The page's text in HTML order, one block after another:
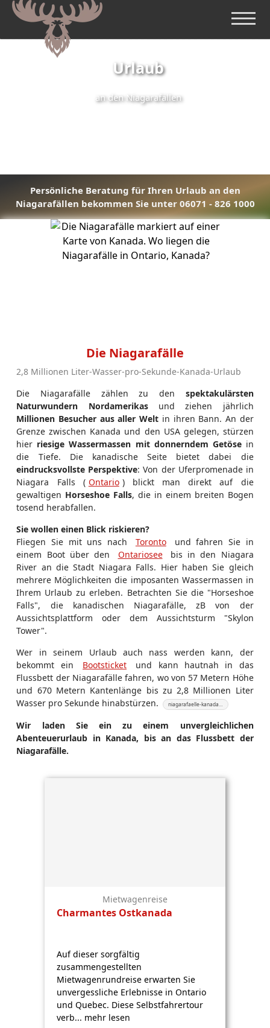
Urlaub
an den Niagarafällen
Persönliche Beratung für Ihren Urlaub an den
Niagarafällen bekommen Sie unter 06071 - 826 1000
Die Niagarafälle
2,8 Millionen Liter-Wasser-pro-Sekunde-Kanada-Urlaub
Die Niagarafälle zählen zu den spektakulärsten
Naturwundern Nordamerikasund ziehen jährlich
Millionen Besucher aus aller Welt in ihren Bann. An der
Grenze zwischen Kanada und den USA gelegen, stürzen
hier riesige Wassermassen mit donnerndem Getösein
die Tiefe. Die kanadische Seite bietet dabei die
eindrucksvollste Perspektive: Von der Uferpromenade in
Niagara Falls ( Ontario ) blickt man direkt auf die
gewaltigen Horseshoe Falls, die in einem breiten Bogen
tosend herabfallen.
Sie wollen einen Blick riskieren?
Fliegen Sie mit uns nach
Toronto
und fahren Sie in
einem Boot über den
Ontariosee
bis in den Niagara
River an die Stadt Niagara Falls. Hier haben Sie gleich
mehrere Möglichkeiten die imposanten Wassermassen in
Ihrem Urlaub zu erleben. Betrachten Sie die "Horseshoe
Falls", die kanadischen Niagarafälle, zB von der
Aussichtsplattform oder dem Aussichtsturm "Skylon
Tower".
Wer in seinem Urlaub auch nass werden kann, der
bekommt ein
Bootsticket
und kann hautnah in das
Flussbett der Niagarafälle fahren, wo von 57 Metern Höhe
und 670 Metern Kantenlänge bis zu 2,8 Millionen Liter
Wasser pro Sekunde hinabstürzen.
niagarafaelle-kanada…
Wir laden Sie ein zu einem unvergleichlichen
Abenteuerurlaub in Kanada, bis an das Flussbett der
Niagarafälle.
Mietwagenreise
Charmantes Ostkanada
Auf dieser sorgfältig
zusammengestellten
Mietwagenrundreise erwarten Sie
unvergessliche Erlebnisse in Ontario
und Quebec. Diese Selbstfahrertour
verb... mehr lesen